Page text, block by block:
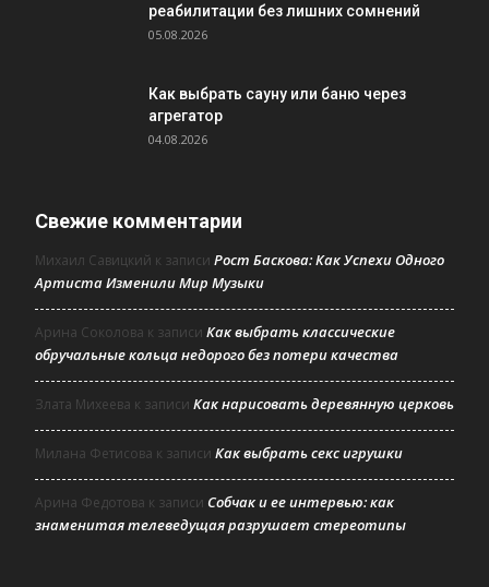
реабилитации без лишних сомнений
05.08.2026
Как выбрать сауну или баню через
агрегатор
04.08.2026
Свежие комментарии
Михаил Савицкий к записи Рост Баскова: Как Успехи Одного
Артиста Изменили Мир Музыки
Арина Соколова к записи Как выбрать классические
обручальные кольца недорого без потери качества
Злата Михеева к записи Как нарисовать деревянную церковь
Милана Фетисова к записи Как выбрать секс игрушки
Арина Федотова к записи Собчак и ее интервью: как
знаменитая телеведущая разрушает стереотипы